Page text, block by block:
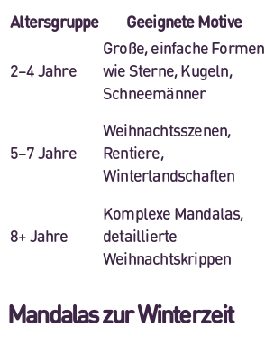
Altersgruppe
Geeignete Motive
2–4 Jahre
Große, einfache Formen
wie Sterne, Kugeln,
Schneemänner
5–7 Jahre
Weihnachtsszenen,
Rentiere,
Winterlandschaften
8+ Jahre
Komplexe Mandalas,
detaillierte
Weihnachtskrippen
Mandalas zur Winterzeit